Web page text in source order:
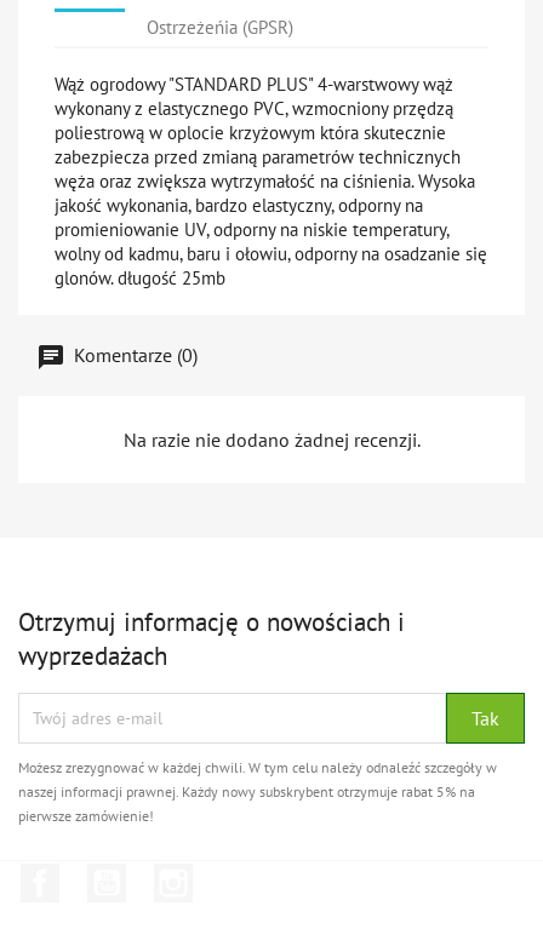
Ostrzeżeńia (GPSR)
Wąż ogrodowy "STANDARD PLUS" 4-warstwowy wąż
wykonany z elastycznego PVC, wzmocniony przędzą
poliestrową w oplocie krzyżowym która skutecznie
zabezpiecza przed zmianą parametrów technicznych
węża oraz zwiększa wytrzymałość na ciśnienia. Wysoka
jakość wykonania, bardzo elastyczny, odporny na
promieniowanie UV, odporny na niskie temperatury,
wolny od kadmu, baru i ołowiu, odporny na osadzanie się
glonów. długość 25mb
Komentarze (0)
Na razie nie dodano żadnej recenzji.
Otrzymuj informację o nowościach i
wyprzedażach
Możesz zrezygnować w każdej chwili. W tym celu należy odnaleźć szczegóły w
naszej informacji prawnej. Każdy nowy subskrybent otrzymuje rabat 5% na
pierwsze zamówienie!